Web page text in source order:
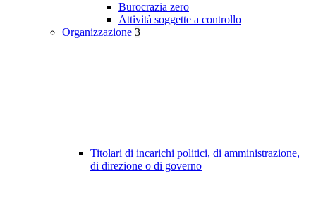
Burocrazia zero
Attività soggette a controllo
Organizzazione 3
Titolari di incarichi politici, di amministrazione,
di direzione o di governo